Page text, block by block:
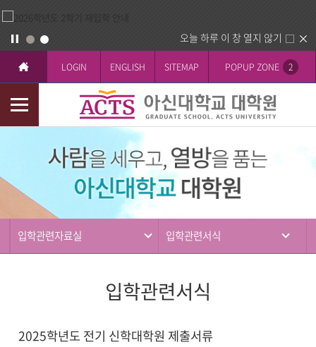
오늘 하루 이 창 열지 않기
LOGIN ENGLISH SITEMAP POPUP ZONE 2
모
바
입학관련자료실 입학관련서식
입학관련서식
2025학년도 전기 신학대학원 제출서류